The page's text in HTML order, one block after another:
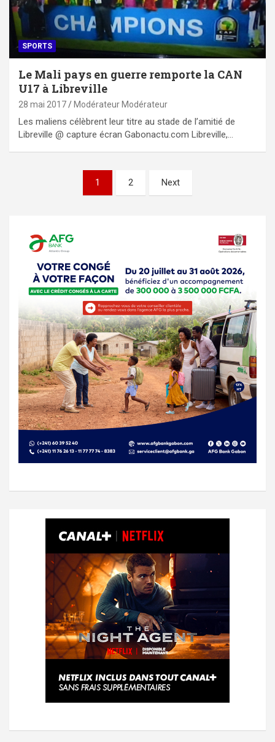
SPORTS
Le Mali pays en guerre remporte la CAN
U17 à Libreville
28 mai 2017 Modérateur Modérateur
Les maliens célèbrent leur titre au stade de l’amitié de
Libreville @ capture écran Gabonactu.com Libreville,…
1 2 Next